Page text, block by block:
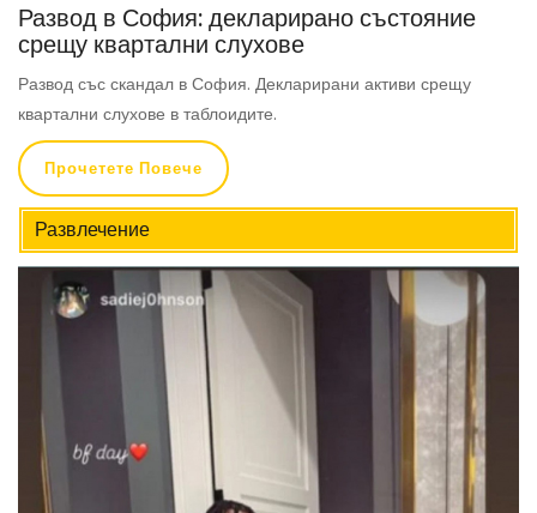
Развод в София: декларирано състояние
срещу квартални слухове
Развод със скандал в София. Декларирани активи срещу
квартални слухове в таблоидите.
Прочетете Повече
Развлечение